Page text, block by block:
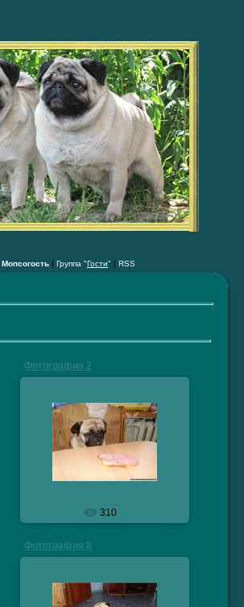
Мопсогость | Группа "Гости" | RSS
Фотография 2
29.10.2009
veresmops
310
Фотография 8